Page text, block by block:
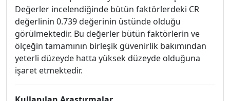
Değerler incelendiğinde bütün faktörlerdeki CR
değerlinin 0.739 değerinin üstünde olduğu
görülmektedir. Bu değerler bütün faktörlerin ve
ölçeğin tamamının birleşik güvenirlik bakımından
yeterli düzeyde hatta yüksek düzeyde olduğuna
işaret etmektedir.